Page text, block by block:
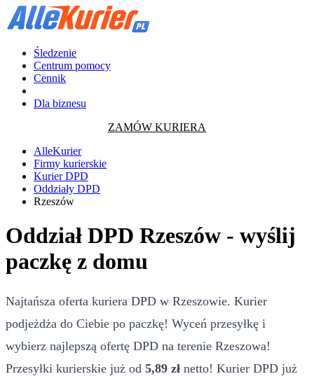
Śledzenie
Centrum pomocy
Cennik
Dla biznesu
ZAMÓW KURIERA
AlleKurier
Firmy kurierskie
Kurier DPD
Oddziały DPD
Rzeszów
Oddział DPD Rzeszów - wyślij
paczkę z domu
Najtańsza oferta kuriera DPD w Rzeszowie. Kurier
podjeżdża do Ciebie po paczkę! Wyceń przesyłkę i
wybierz najlepszą ofertę DPD na terenie Rzeszowa!
Przesyłki kurierskie już od 5,89 zł netto! Kurier DPD już